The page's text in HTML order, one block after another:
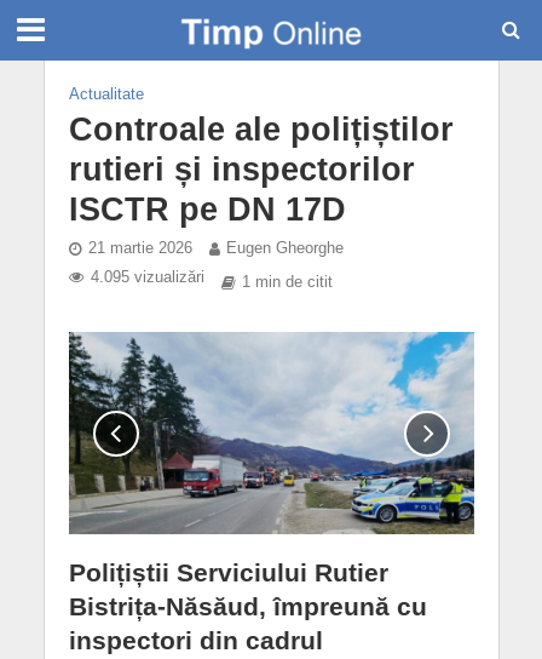
Actualitate
Controale ale polițiștilor
rutieri și inspectorilor
ISCTR pe DN 17D
21 martie 2026
Eugen Gheorghe
4.095 vizualizări
1 min de citit
Polițiștii Serviciului Rutier
Bistrița-Năsăud, împreună cu
inspectori din cadrul